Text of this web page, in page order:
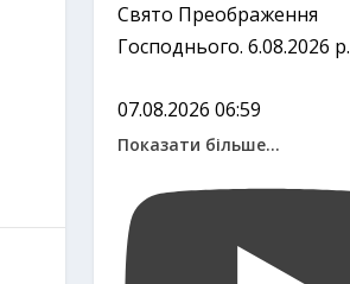
Свято Преображення
Господнього. 6.08.2026 р.
07.08.2026 06:59
Показати більше...